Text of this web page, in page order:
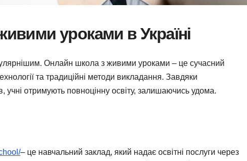
уроками в Україні
Онлайн школа з живими уроками – це сучасний
та традиційні методи викладання. Завдяки
учні отримують повноцінну освіту, залишаючись удома.
– це навчальний заклад, який надає освітні послуги через